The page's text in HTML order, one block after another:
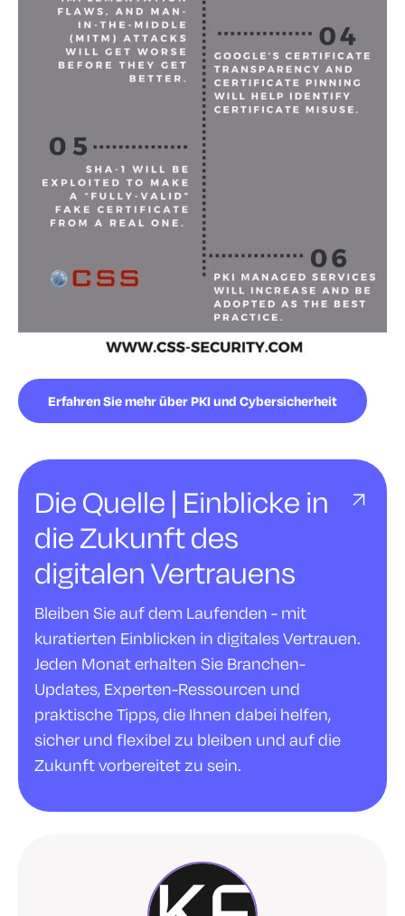
Erfahren Sie mehr über PKI und Cybersicherheit
Die Quelle | Einblicke in
die Zukunft des
digitalen Vertrauens
Bleiben Sie auf dem Laufenden - mit
kuratierten Einblicken in digitales Vertrauen.
Jeden Monat erhalten Sie Branchen-
Updates, Experten-Ressourcen und
praktische Tipps, die Ihnen dabei helfen,
sicher und flexibel zu bleiben und auf die
Zukunft vorbereitet zu sein.